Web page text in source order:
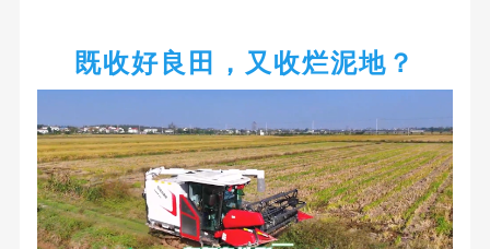
既收好良田，又收烂泥地？